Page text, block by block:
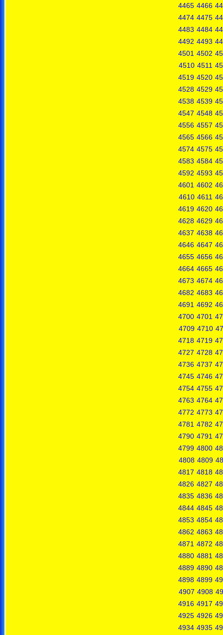
4465 4466
4474 4475
4483 4484
4492 4493
4501 4502
4510 4511
4519 4520
4528 4529
4538 4539
4547 4548
4556 4557
4565 4566
4574 4575
4583 4584
4592 4593
4601 4602
4610 4611
4619 4620
4628 4629
4637 4638
4646 4647
4655 4656
4664 4665
4673 4674
4682 4683
4691 4692
4700 4701
4709 4710
4718 4719
4727 4728
4736 4737
4745 4746
4754 4755
4763 4764
4772 4773
4781 4782
4790 4791
4799 4800
4808 4809
4817 4818
4826 4827
4835 4836
4844 4845
4853 4854
4862 4863
4871 4872
4880 4881
4889 4890
4898 4899
4907 4908
4916 4917
4925 4926
4934 4935